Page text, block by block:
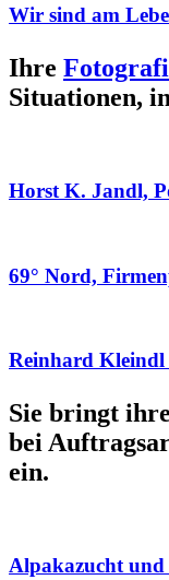
Wir sind am
Ihre
Situationen,
Horst K. Jandl,
69° Nord,
Reinhard Kleindl
Sie bringt
bei
ein.
Alpakazucht und